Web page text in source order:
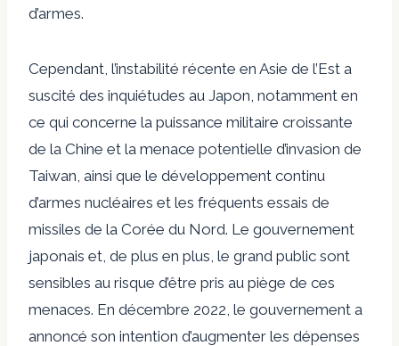
d’armes.
Cependant, l’instabilité récente en Asie de l’Est a
suscité des inquiétudes au Japon, notamment en
ce qui concerne la puissance militaire croissante
de la Chine et la menace potentielle d’invasion de
Taiwan, ainsi que le développement continu
d’armes nucléaires et les fréquents essais de
missiles de la Corée du Nord. Le gouvernement
japonais et, de plus en plus, le grand public sont
sensibles au risque d’être pris au piège de ces
menaces. En décembre 2022, le gouvernement a
annoncé son intention d’augmenter les dépenses